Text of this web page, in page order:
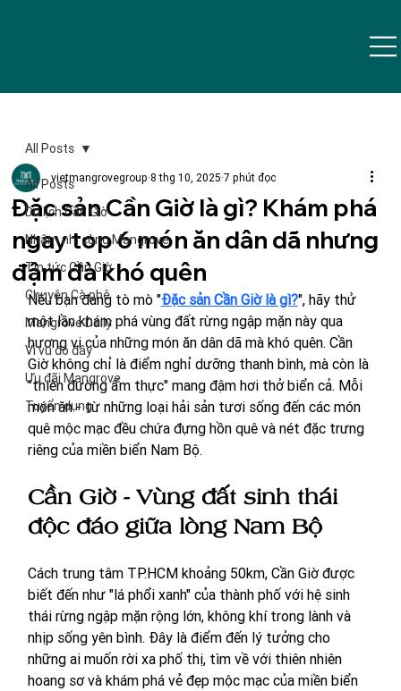
All Posts
Du lịch Cần Giờ
Nhâm nhi cùng Mangrove
Tin tức Cần Giờ
Chuyện Cà phê
Mangrove Daily
Vi vu đó đây
Ưu đãi Mangrove
Tuyển dụng
All Posts
Đặc sản Cần Giờ là gì? Khám phá
ngay top 6 món ăn dân dã nhưng
đậm đà khó quên
vietmangrovegroup 8 thg 10, 2025 7 phút đọc
Nếu bạn đang tò mò "Đặc sản Cần Giờ là gì?", hãy thử
một lần khám phá vùng đất rừng ngập mặn này qua
hương vị của những món ăn dân dã mà khó quên. Cần
Giờ không chỉ là điểm nghỉ dưỡng thanh bình, mà còn là
"thiên đường ẩm thực" mang đậm hơi thở biển cả. Mỗi
món ăn - từ những loại hải sản tươi sống đến các món
quê mộc mạc đều chứa đựng hồn quê và nét đặc trưng
riêng của miền biển Nam Bộ.
Cần Giờ - Vùng đất sinh thái
độc đáo giữa lòng Nam Bộ
Cách trung tâm TP.HCM khoảng 50km, Cần Giờ được
biết đến như "lá phổi xanh" của thành phố với hệ sinh
thái rừng ngập mặn rộng lớn, không khí trong lành và
nhịp sống yên bình. Đây là điểm đến lý tưởng cho
những ai muốn rời xa phố thị, tìm về với thiên nhiên
hoang sơ và khám phá vẻ đẹp mộc mạc của miền biển